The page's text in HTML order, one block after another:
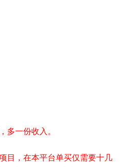
一份收入。
目，在本平台单买仅需要十几